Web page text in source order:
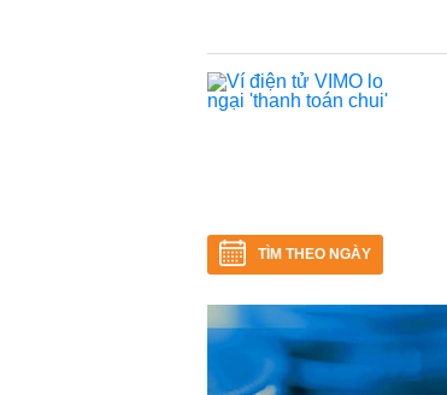
TÌM THEO NGÀY